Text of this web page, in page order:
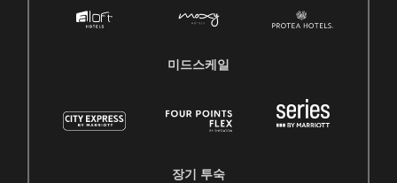
미드스케일
장기 투숙